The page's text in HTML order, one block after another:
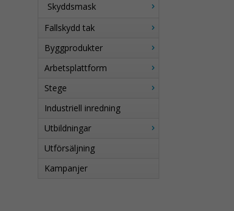
Skyddsmask
Fallskydd tak
Byggprodukter
Arbetsplattform
Stege
Industriell inredning
Utbildningar
Utförsäljning
Kampanjer